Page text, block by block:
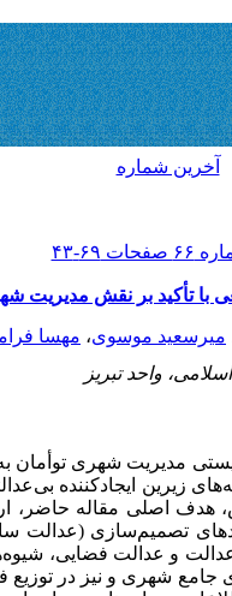
آخرين شماره
با تأکید بر نقش
میرسعید موسوی، مهسا
واحد تبریز
مدیریت شهری توأمان
زیرین ایجادکننده
هدف اصلی مقاله حاضر،
تصمیم‌سازی (عدالت
عدالت و عدالت فضایی،
شهری و نیز در توزیع